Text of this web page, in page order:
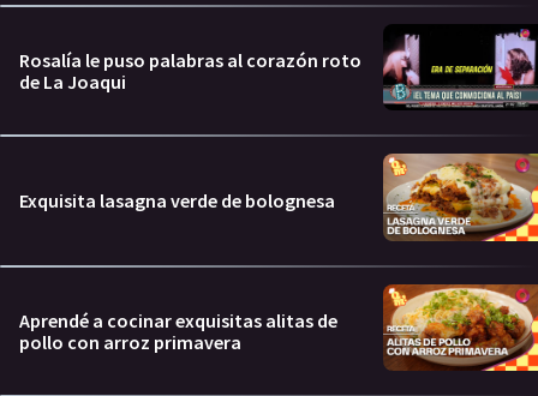
Rosalía le puso palabras al corazón roto
de La Joaqui
Exquisita lasagna verde de bolognesa
Aprendé a cocinar exquisitas alitas de
pollo con arroz primavera